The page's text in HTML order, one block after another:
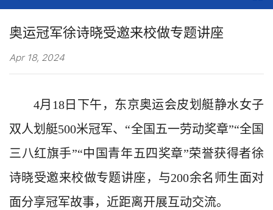
奥运冠军徐诗晓受邀来校做专题讲座
Apr 18, 2024
4月18日下午，东京奥运会皮划艇静水女子
双人划艇500米冠军、“全国五一劳动奖章”“全国
三八红旗手”“中国青年五四奖章”荣誉获得者徐
诗晓受邀来校做专题讲座，与200余名师生面对
面分享冠军故事，近距离开展互动交流。